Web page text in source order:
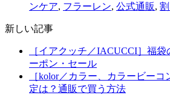
ンケア, フラーレン, 公式通販, 割
新しい記事
［イアクッチ／IACUCCI］福
ーポン・セール
［kolor／カラー、カラービー
定は？通販で買う方法